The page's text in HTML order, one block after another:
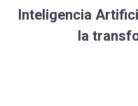
Inteligencia
la